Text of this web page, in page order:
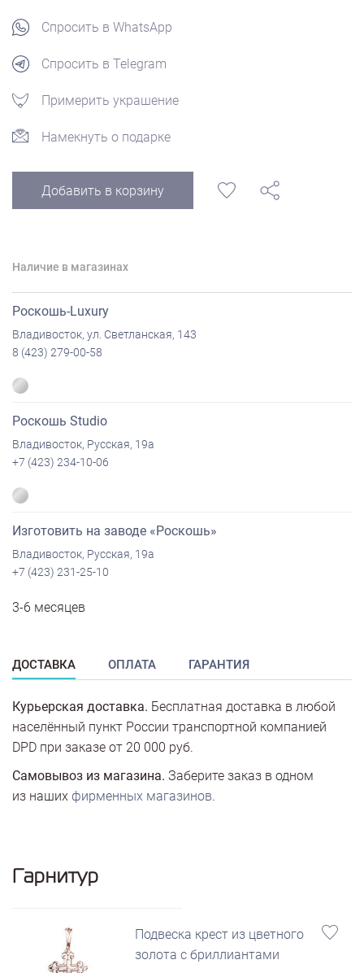
Спросить в WhatsApp
Спросить в Telegram
Примерить украшение
Намекнуть о подарке
Добавить в корзину
Наличие в магазинах
Роскошь-Luxury
Владивосток, ул. Светланская, 143
8 (423) 279-00-58
Роскошь Studio
Владивосток, Русская, 19а
+7 (423) 234-10-06
Изготовить на заводе «Роскошь»
Владивосток, Русская, 19а
+7 (423) 231-25-10
3-6 месяцев
ДОСТАВКА ОПЛАТА ГАРАНТИЯ
Курьерская доставка. Бесплатная доставка в любой
населённый пункт России транспортной компанией
DPD при заказе от 20 000 руб.
Самовывоз из магазина. Заберите заказ в одном
из наших фирменных магазинов.
Гарнитур
Подвеска крест из цветного
золота с бриллиантами